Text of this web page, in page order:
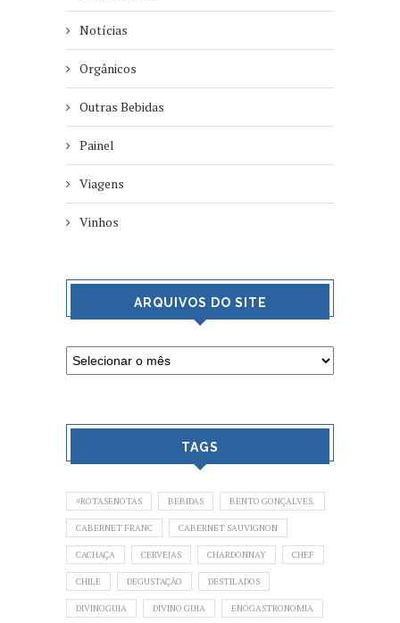
Notícias
Orgânicos
Outras Bebidas
Painel
Viagens
Vinhos
ARQUIVOS DO SITE
TAGS
#ROTASENOTAS BEBIDAS BENTO GONÇALVES.
CABERNET FRANC CABERNET SAUVIGNON
CACHAÇA CERVEJAS CHARDONNAY CHEF
CHILE DEGUSTAÇÃO DESTILADOS
DIVINOGUIA DIVINO GUIA ENOGASTRONOMIA